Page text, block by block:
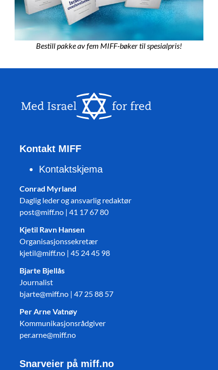
Bestill pakke av fem MIFF-bøker til spesialpris!
Kontakt MIFF
Kontaktskjema
Conrad Myrland
Daglig leder og ansvarlig redaktør
post@miff.no | 41 17 67 80
Kjetil Ravn Hansen
Organisasjonssekretær
kjetil@miff.no | 45 24 45 98
Bjarte Bjellås
Journalist
bjarte@miff.no | 47 25 88 57
Per Arne Vatnøy
Kommunikasjonsrådgiver
per.arne@miff.no
Snarveier på miff.no